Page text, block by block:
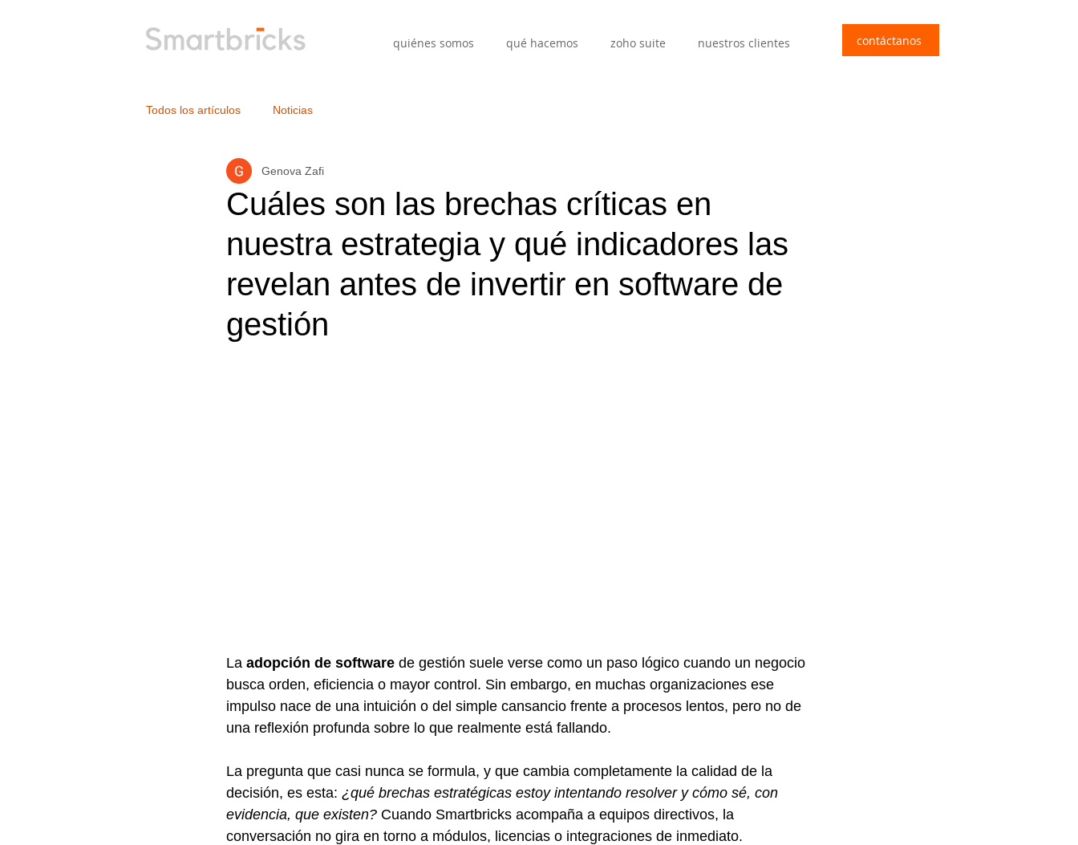
quiénes somos qué hacemos zoho suite nuestros clientes contáctanos
Todos los artículos Noticias
Cuáles son las brechas críticas en
nuestra estrategia y qué indicadores las
revelan antes de invertir en software de
gestión
Genova Zafi
La adopción de software de gestión suele verse como un paso lógico cuando un negocio
busca orden, eficiencia o mayor control. Sin embargo, en muchas organizaciones ese
impulso nace de una intuición o del simple cansancio frente a procesos lentos, pero no de
una reflexión profunda sobre lo que realmente está fallando.
La pregunta que casi nunca se formula, y que cambia completamente la calidad de la
decisión, es esta: ¿qué brechas estratégicas estoy intentando resolver y cómo sé, con
evidencia, que existen? Cuando Smartbricks acompaña a equipos directivos, la
conversación no gira en torno a módulos, licencias o integraciones de inmediato.